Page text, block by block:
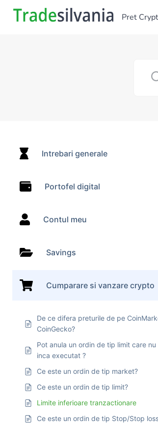
Pret
Intrebari generale
Portofel digital
Contul meu
Savings
Cumparare si vanzare crypto
De ce difera preturile de pe
CoinGecko?
Pot anula un ordin de tip limit care
inca executat ?
Ce este un ordin de tip market?
Ce este un ordin de tip limit?
Limite inferioare tranzactionare
Ce este un ordin de tip Stop/Stop